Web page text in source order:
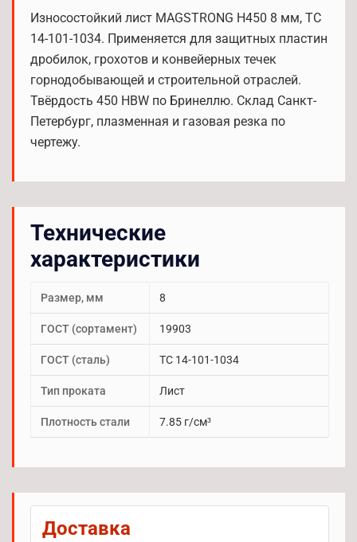
Износостойкий лист MAGSTRONG H450 8 мм, TC
14-101-1034. Применяется для защитных пластин
дробилок, грохотов и конвейерных течек
горнодобывающей и строительной отраслей.
Твёрдость 450 HBW по Бринеллю. Склад Санкт-
Петербург, плазменная и газовая резка по
чертежу.
Технические
характеристики
Размер, мм 8
ГОСТ (сортамент) 19903
ГОСТ (сталь) TC 14-101-1034
Тип проката Лист
Плотность стали 7.85 г/см³
Доставка